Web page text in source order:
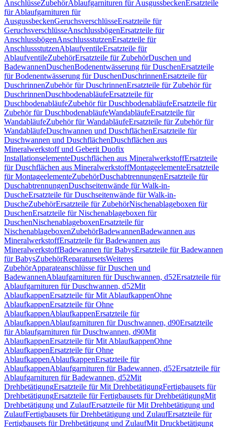
AnschlüsseZubehörAblaufgarnituren für AusgussbeckenErsatzteile
für Ablaufgarnituren für
AusgussbeckenGeruchsverschlüsseErsatzteile für
GeruchsverschlüsseAnschlussbögenErsatzteile für
AnschlussbögenAnschlussstutzenErsatzteile für
AnschlussstutzenAblaufventileErsatzteile für
AblaufventileZubehörErsatzteile für ZubehörDuschen und
BadewannenDuschenBodenentwässerung für DuschenErsatzteile
für Bodenentwässerung für DuschenDuschrinnenErsatzteile für
DuschrinnenZubehör für DuschrinnenErsatzteile für Zubehör für
DuschrinnenDuschbodenabläufeErsatzteile für
DuschbodenabläufeZubehör für DuschbodenabläufeErsatzteile für
Zubehör für DuschbodenabläufeWandabläufeErsatzteile für
WandabläufeZubehör für WandabläufeErsatzteile für Zubehör für
WandabläufeDuschwannen und DuschflächenErsatzteile für
Duschwannen und DuschflächenDuschflächen aus
Mineralwerkstoff und Geberit Duofix
InstallationselementeDuschflächen aus MineralwerkstoffErsatzteile
für Duschflächen aus MineralwerkstoffMontageelementeErsatzteile
für MontageelementeZubehörDuschabtrennungenErsatzteile für
DuschabtrennungenDuschseitenwände für Walk-in-
DuscheErsatzteile für Duschseitenwände für Walk-in-
DuscheZubehörErsatzteile für ZubehörNischenablageboxen für
DuschenErsatzteile für Nischenablageboxen für
DuschenNischenablageboxenErsatzteile für
NischenablageboxenZubehörBadewannenBadewannen aus
MineralwerkstoffErsatzteile für Badewannen aus
MineralwerkstoffBadewannen für BabysErsatzteile für Badewannen
für BabysZubehörReparatursetsWeiteres
ZubehörApparateanschlüsse für Duschen und
BadewannenAblaufgarnituren für Duschwannen, d52Ersatzteile für
Ablaufgarnituren für Duschwannen, d52Mit
AblaufkappenErsatzteile für Mit AblaufkappenOhne
AblaufkappenErsatzteile für Ohne
AblaufkappenAblaufkappenErsatzteile für
AblaufkappenAblaufgarnituren für Duschwannen, d90Ersatzteile
für Ablaufgarnituren für Duschwannen, d90Mit
AblaufkappenErsatzteile für Mit AblaufkappenOhne
AblaufkappenErsatzteile für Ohne
AblaufkappenAblaufkappenErsatzteile für
AblaufkappenAblaufgarnituren für Badewannen, d52Ersatzteile für
Ablaufgarnituren für Badewannen, d52Mit
DrehbetätigungErsatzteile für Mit DrehbetätigungFertigbausets für
DrehbetätigungErsatzteile für Fertigbausets für DrehbetätigungMit
Drehbetätigung und ZulaufErsatzteile für Mit Drehbetätigung und
ZulaufFertigbausets für Drehbetätigung und ZulaufErsatzteile für
Fertigbausets für Drehbetätigung und ZulaufMit Druckbetätigung